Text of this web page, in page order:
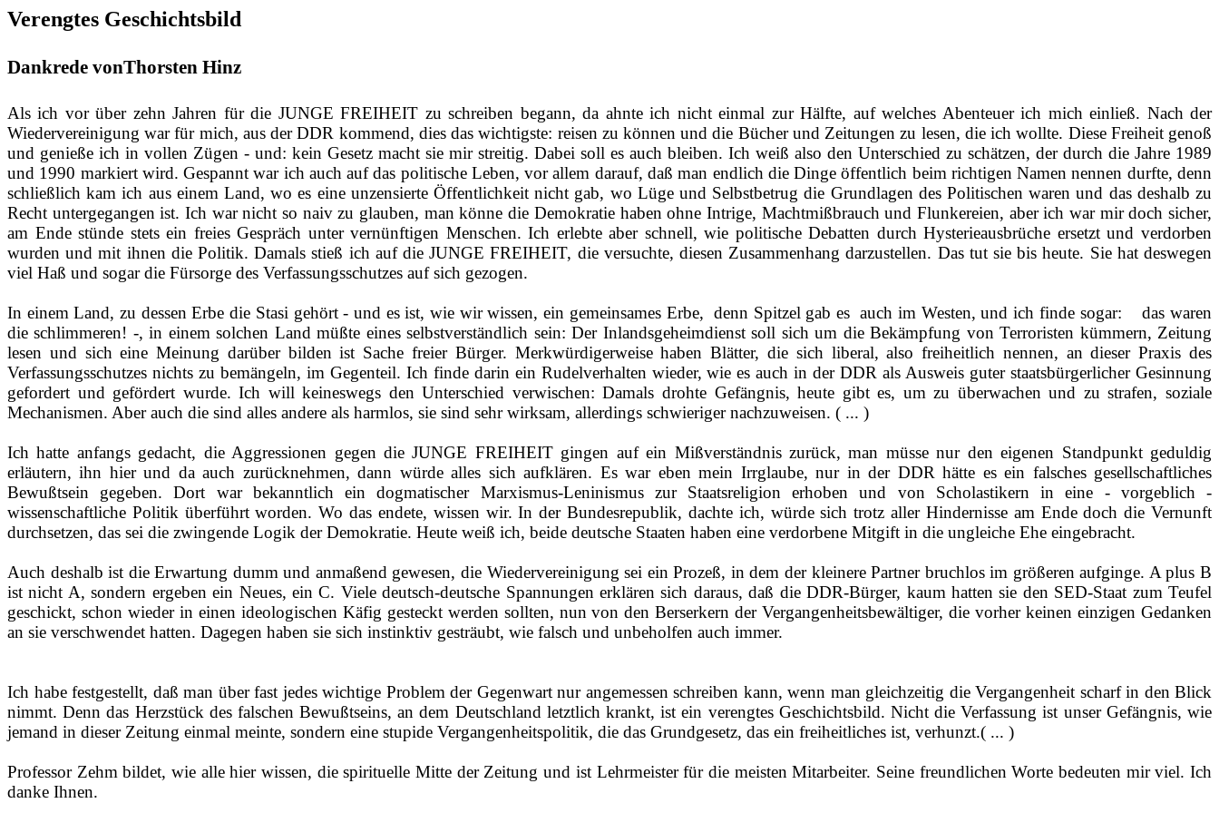
Verengtes Geschichtsbild
Dankrede vonThorsten Hinz
Als ich vor über zehn Jahren für die JUNGE FREIHEIT zu schreiben begann, da ahnte ich nicht einmal zur Hälfte, auf welches Abenteuer ich mich einließ. Nach der
Wiedervereinigung war für mich, aus der DDR kommend, dies das wichtigste: reisen zu können und die Bücher und Zeitungen zu lesen, die ich wollte. Diese Freiheit genoß
und genieße ich in vollen Zügen ‑ und: kein Gesetz macht sie mir streitig. Dabei soll es auch bleiben. Ich weiß also den Unterschied zu schätzen, der durch die Jahre 1989
und 1990 markiert wird. Gespannt war ich auch auf das politische Leben, vor allem darauf, daß man endlich die Dinge öffentlich beim richtigen Namen nennen durfte, denn
schließlich kam ich aus einem Land, wo es eine unzensierte Öffentlichkeit nicht gab, wo Lüge und Selbstbetrug die Grundlagen des Politischen waren und das deshalb zu
Recht untergegangen ist. Ich war nicht so naiv zu glauben, man könne die Demokratie haben ohne Intrige, Machtmißbrauch und Flunkereien, aber ich war mir doch sicher,
am Ende stünde stets ein freies Gespräch unter vernünftigen Menschen. Ich erlebte aber schnell, wie politische Debatten durch Hysterieausbrüche ersetzt und verdorben
wurden und mit ihnen die Politik. Damals stieß ich auf die JUNGE FREIHEIT, die versuchte, diesen Zusammenhang darzustellen. Das tut sie bis heute. Sie hat deswegen
viel Haß und sogar die Fürsorge des Verfassungsschutzes auf sich gezogen.
In einem Land, zu dessen Erbe die Stasi gehört ‑ und es ist, wie wir wissen, ein gemeinsames Erbe, denn Spitzel gab es auch im Westen, und ich finde sogar:
das waren
die schlimmeren! ‑, in einem solchen Land müßte eines selbstverständlich sein: Der Inlandsgeheimdienst soll sich um die Bekämpfung von Terroristen kümmern, Zeitung
lesen und sich eine Meinung darüber bilden ist Sache freier Bürger. Merkwürdigerweise haben Blätter, die sich liberal, also freiheitlich nennen, an dieser Praxis des
Verfassungsschutzes nichts zu bemängeln, im Gegenteil. Ich finde darin ein Rudelverhalten wieder, wie es auch in der DDR als Ausweis guter staatsbürgerlicher Gesinnung
gefordert und gefördert wurde. Ich will keineswegs den Unterschied verwischen: Damals drohte Gefängnis, heute gibt es, um zu überwachen und zu strafen, soziale
Mechanismen. Aber auch die sind alles andere als harmlos, sie sind sehr wirksam, allerdings schwieriger nachzuweisen. ( ... )
Ich hatte anfangs gedacht, die Aggressionen gegen die JUNGE FREIHEIT gingen auf ein Mißverständnis zurück, man müsse nur den eigenen Standpunkt geduldig
erläutern, ihn hier und da auch zurücknehmen, dann würde alles sich aufklären. Es war eben mein Irrglaube, nur in der DDR hätte es ein falsches gesellschaftliches
Bewußtsein gegeben. Dort war bekanntlich ein dogmatischer Marxismus‑Leninismus zur Staatsreligion erhoben und von Scholastikern in eine ‑ vorgeblich ‑
wissenschaftliche Politik überführt worden. Wo das endete, wissen wir. In der Bundesrepublik, dachte ich, würde sich trotz aller Hindernisse am Ende doch die Vernunft
durchsetzen, das sei die zwingende Logik der Demokratie. Heute weiß ich, beide deutsche Staaten haben eine verdorbene Mitgift in die ungleiche Ehe eingebracht.
Auch deshalb ist die Erwartung dumm und anmaßend gewesen, die Wiedervereinigung sei ein Prozeß, in dem der kleinere Partner bruchlos im größeren aufginge. A plus B
ist nicht A, sondern ergeben ein Neues, ein C. Viele deutsch‑deutsche Spannungen erklären sich daraus, daß die DDR-­Bürger, kaum hatten sie den SED‑Staat zum Teufel
geschickt, schon wieder in einen ideologischen Käfig gesteckt werden sollten, nun von den Berserkern der Vergangenheitsbewältiger, die vorher keinen einzigen Gedanken
an sie verschwendet hatten. Dagegen haben sie sich instinktiv gesträubt, wie falsch und unbeholfen auch immer.
Ich habe festgestellt, daß man über fast jedes wichtige Problem der Gegenwart nur angemessen schreiben kann, wenn man gleichzeitig die Vergangenheit scharf in den Blick
nimmt. Denn das Herzstück des falschen Bewußtseins, an dem Deutschland letztlich krankt, ist ein verengtes Geschichtsbild. Nicht die Verfassung ist unser Gefängnis, wie
jemand in dieser Zeitung einmal meinte, sondern eine stupide Vergangenheitspolitik, die das Grundgesetz, das ein freiheitliches ist, verhunzt.( ... )
Professor Zehm bildet, wie alle hier wissen, die spirituelle Mitte der Zeitung und ist Lehrmeister für die meisten Mitarbeiter. Seine freundlichen Worte bedeuten mir viel. Ich
danke Ihnen.